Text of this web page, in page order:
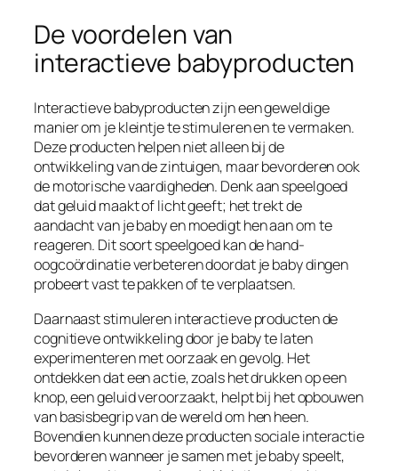
De voordelen van
interactieve babyproducten
Interactieve babyproducten zijn een geweldige
manier om je kleintje te stimuleren en te vermaken.
Deze producten helpen niet alleen bij de
ontwikkeling van de zintuigen, maar bevorderen ook
de motorische vaardigheden. Denk aan speelgoed
dat geluid maakt of licht geeft; het trekt de
aandacht van je baby en moedigt hen aan om te
reageren. Dit soort speelgoed kan de hand-
oogcoördinatie verbeteren doordat je baby dingen
probeert vast te pakken of te verplaatsen.
Daarnaast stimuleren interactieve producten de
cognitieve ontwikkeling door je baby te laten
experimenteren met oorzaak en gevolg. Het
ontdekken dat een actie, zoals het drukken op een
knop, een geluid veroorzaakt, helpt bij het opbouwen
van basisbegrip van de wereld om hen heen.
Bovendien kunnen deze producten sociale interactie
bevorderen wanneer je samen met je baby speelt,